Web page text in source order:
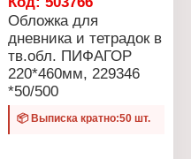
Обложка для
дневника и тетрадок в
тв.обл. ПИФАГОР
220*460мм, 229346
*50/500
📦 Выписка кратно:50 шт.